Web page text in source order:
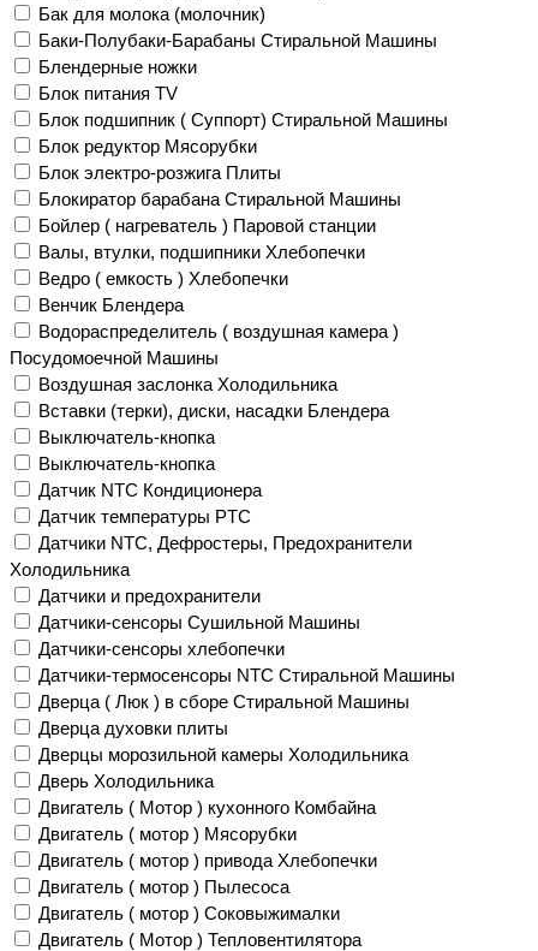
Бак для молока (молочник)
Баки-Полубаки-Барабаны Стиральной Машины
Блендерные ножки
Блок питания TV
Блок подшипник ( Суппорт) Стиральной Машины
Блок редуктор Мясорубки
Блок электро-розжига Плиты
Блокиратор барабана Стиральной Машины
Бойлер ( нагреватель ) Паровой станции
Валы, втулки, подшипники Хлебопечки
Ведро ( емкость ) Хлебопечки
Венчик Блендера
Водораспределитель ( воздушная камера )
Посудомоечной Машины
Воздушная заслонка Холодильника
Вставки (терки), диски, насадки Блендера
Выключатель-кнопка
Выключатель-кнопка
Датчик NTC Кондиционера
Датчик температуры PTC
Датчики NTC, Дефростеры, Предохранители
Холодильника
Датчики и предохранители
Датчики-сенсоры Сушильной Машины
Датчики-сенсоры хлебопечки
Датчики-термосенсоры NTC Стиральной Машины
Дверца ( Люк ) в сборе Стиральной Машины
Дверца духовки плиты
Дверцы морозильной камеры Холодильника
Дверь Холодильника
Двигатель ( Мотор ) кухонного Комбайна
Двигатель ( мотор ) Мясорубки
Двигатель ( мотор ) привода Хлебопечки
Двигатель ( мотор ) Пылесоса
Двигатель ( мотор ) Соковыжималки
Двигатель ( Мотор ) Тепловентилятора